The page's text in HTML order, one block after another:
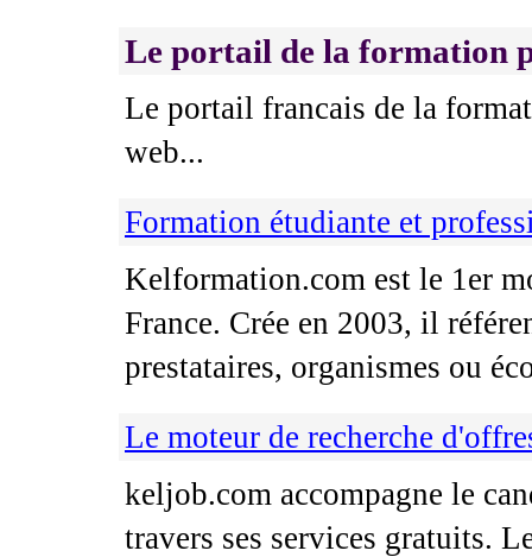
Le portail de la formation
Le portail francais de la
web...
Formation étudiante et
Kelformation.com est le 1er
France. Crée en 2003, il
prestataires, organismes ou
Le moteur de recherche
keljob.com accompagne le
travers ses services gratuits.